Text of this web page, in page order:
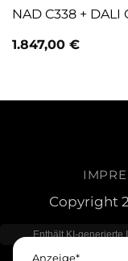
NAD C338 +
1.847,00 €
Copyright
Anzeige*